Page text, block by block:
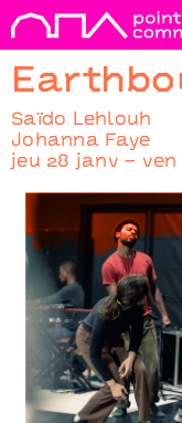
Saïdo Lehlouh
Johanna Faye
jeu 28 janv – ven